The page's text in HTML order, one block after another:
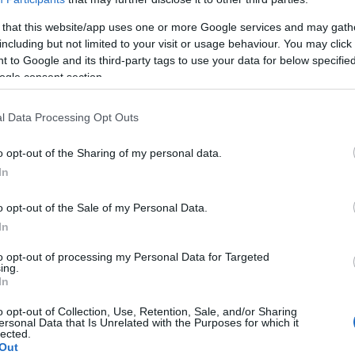
that this website/app uses one or more Google services and may
but not limited to your visit or usage behaviour. You may
to Google and its third-party tags to use your data for below
consent section.
Data Processing Opt Outs
opt-out of the Sharing of my personal data.
opt-out of the Sale of my Personal Data.
opt-out of processing my Personal Data for Targeted
opt-out of Collection, Use, Retention, Sale, and/or Sharing
Data that Is Unrelated with the Purposes for which it
on sait aujourd'hui que des diarrhées et des
survenir. Lescomplicationspossiblesdu COVID-
sont encore à l'étude.
l'infection par le virus
sont déjà disponibles. Dans une étude
qu'au cours de l'évolution du
qu'une sensation de fatigue, une baisse
faiblesse musculaire. Des troubles de la
d'étiologies diverses ont également été
a également mis en évidence le lien entre le
Cependant, d'autres problèmes rencontrés